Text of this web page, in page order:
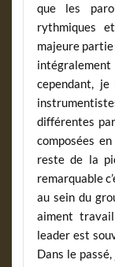
que les
rythmiques
majeure partie
cependant,
différentes
composées
reste de la
remarquable
au sein du
aiment
leader est
Dans le